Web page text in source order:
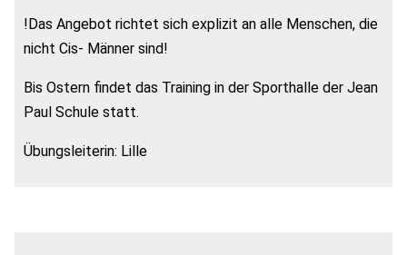
!Das Angebot richtet sich explizit an alle Menschen, die
nicht Cis- Männer sind!
Bis Ostern findet das Training in der Sporthalle der Jean
Paul Schule statt.
Übungsleiterin: Lille